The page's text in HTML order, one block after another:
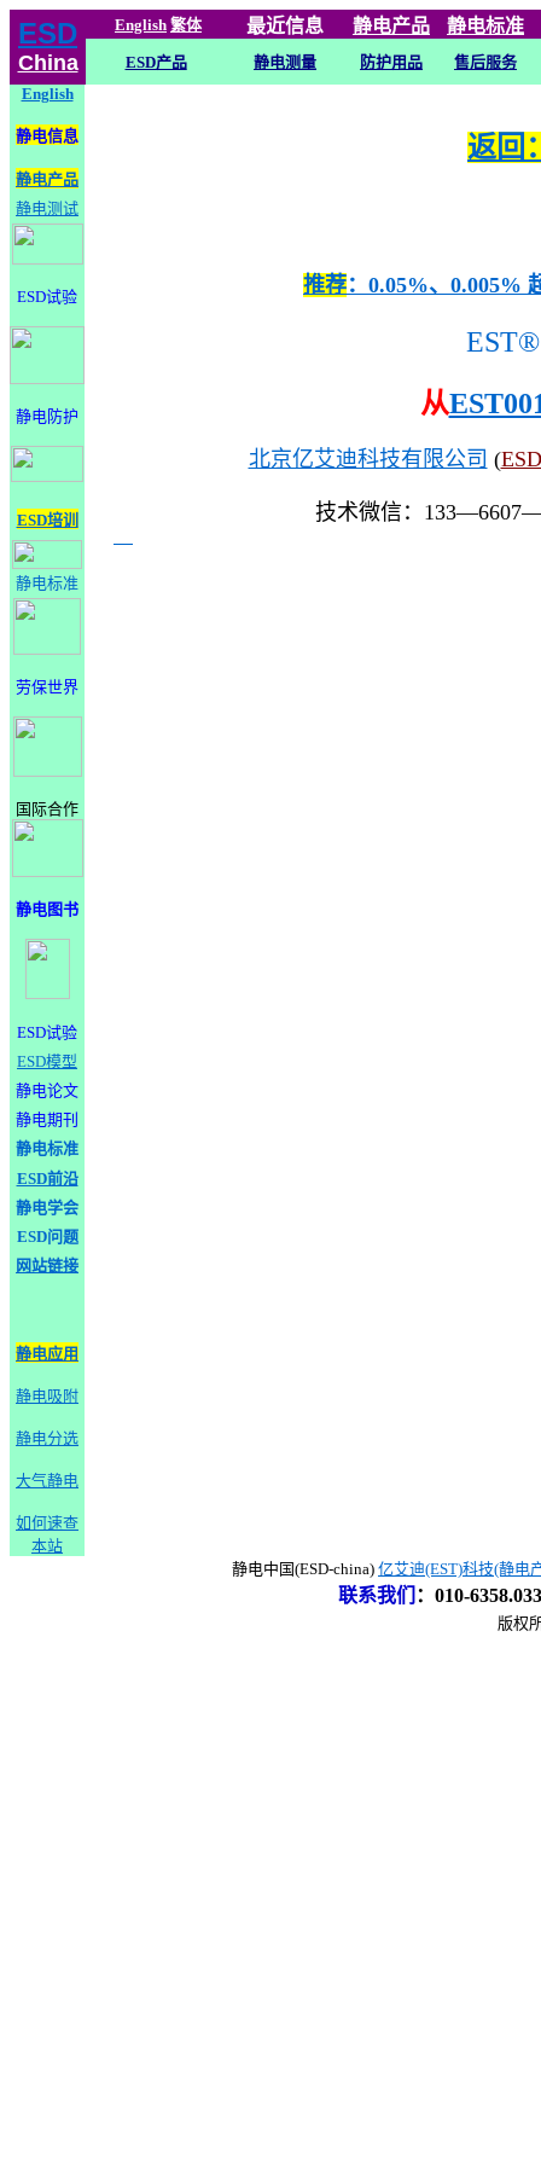
ESD
China
English 繁体 最近信息 静电产品 静电标准
ESD产品 静电测量 防护用品
售后服务
English
静电信息
静电产品
静电测试
ESD试验
静电防护
ESD培训
静电标准
劳保世界
国际合作
静电图书
ESD试验
ESD模型
静电论文
静电期刊
静电标准
ESD前沿
静电学会
ESD问题
网站链接
静电应用
静电吸附
静电分选
大气静电
如何速查
本站
返回
推荐：0.05%、0.005%
EST®
从
北京亿艾迪科技有限公司 (
技术微信：
静电中国(ESD-china) 亿艾迪(EST)科技(静电
联系我们 ： 010-
版权